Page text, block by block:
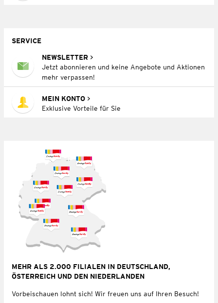
SERVICE
NEWSLETTER
Jetzt abonnieren und keine Angebote und Aktionen
mehr verpassen!
MEIN KONTO
Exklusive Vorteile für Sie
MEHR ALS 2.000 FILIALEN IN DEUTSCHLAND,
ÖSTERREICH UND DEN NIEDERLANDEN
Vorbeischauen lohnt sich! Wir freuen uns auf Ihren Besuch!